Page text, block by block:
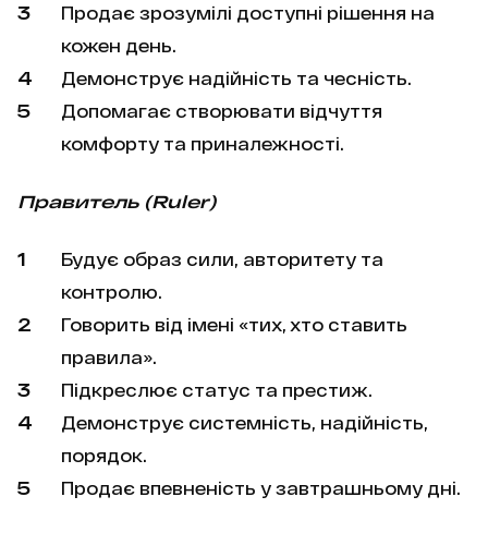
Продає зрозумілі доступні рішення на
кожен день.
Демонструє надійність та чесність.
Допомагає створювати відчуття
комфорту та приналежності.
Правитель (Ruler)
Будує образ сили, авторитету та
контролю.
Говорить від імені «тих, хто ставить
правила».
Підкреслює статус та престиж.
Демонструє системність, надійність,
порядок.
Продає впевненість у завтрашньому дні.